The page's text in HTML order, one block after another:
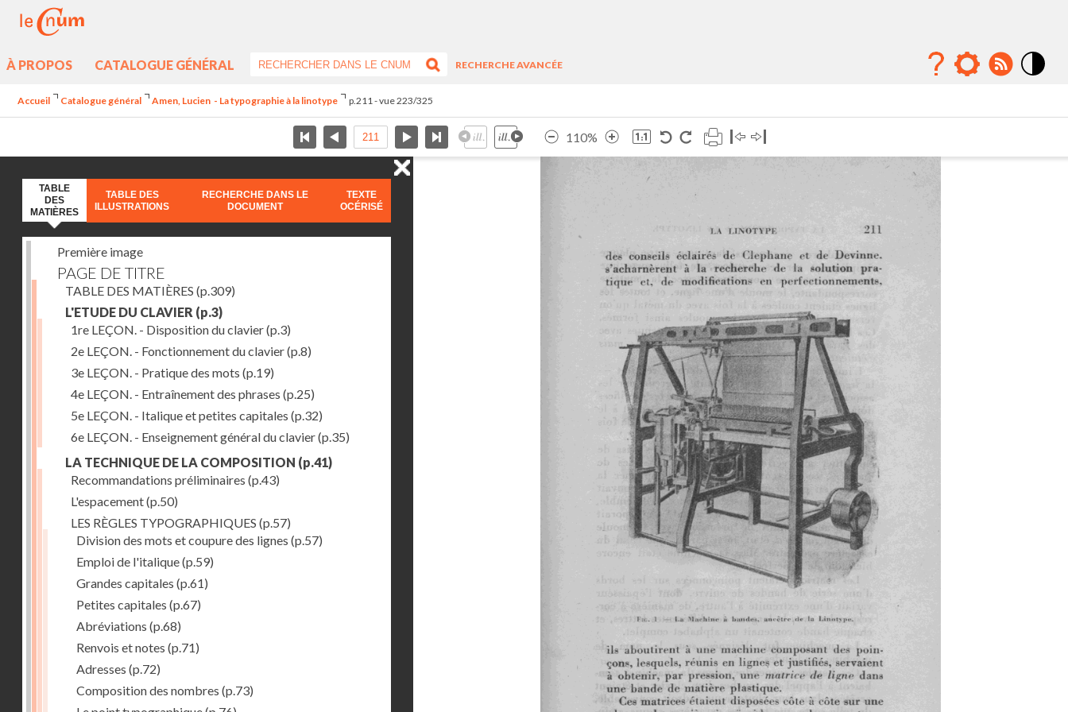
À PROPOS CATALOGUE GÉNÉRAL
RECHERCHE AVANCÉE
Accueil Catalogue général Amen, Lucien - La typographie à la linotype p.211 - vue 223/325
110%
TABLE
DES
MATIÈRES
TABLE DES
ILLUSTRATIONS
RECHERCHE DANS LE
DOCUMENT
TEXTE
OCÉRISÉ
Première image
PAGE DE TITRE
TABLE DES MATIÈRES (p.309)
L'ETUDE DU CLAVIER (p.3)
1re LEÇON. - Disposition du clavier(p.3)
2e LEÇON. - Fonctionnement du clavier(p.8)
3e LEÇON. - Pratique des mots (p.19)
4e LEÇON. - Entraînement des phrases (p.25)
5e LEÇON. - Italique et petites capitales (p.32)
6e LEÇON. - Enseignement général du clavier(p.35)
LA TECHNIQUE DE LA COMPOSITION (p.41)
Recommandations préliminaires (p.43)
L'espacement(p.50)
LES RÈGLES TYPOGRAPHIQUES (p.57)
Division des mots et coupure des lignes (p.57)
Emploi de l'italique(p.59)
Grandes capitales (p.61)
Petites capitales (p.67)
Abréviations (p.68)
Renvois et notes (p.71)
Adresses (p.72)
Composition des nombres (p.73)